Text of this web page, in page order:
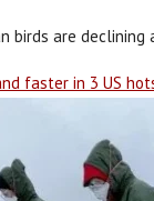
birds are
faster in 3 US